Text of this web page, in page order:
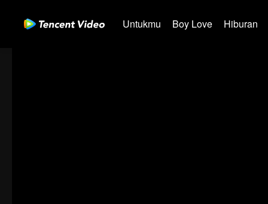
Untukmu Boy Love Hiburan